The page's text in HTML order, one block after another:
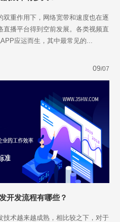
重作用下，网络宽带和速度也在逐
播平台得到空前发展。各类视频直
应运而生，其中最常见的...
09/07
开发流程有哪些？
术越来越成熟，相比较之下，对于